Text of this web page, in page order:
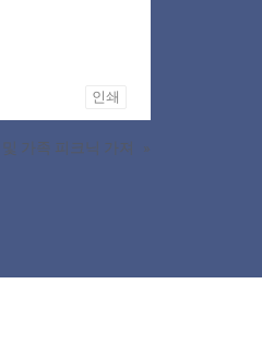
인쇄
가족 피크닉 가져 »